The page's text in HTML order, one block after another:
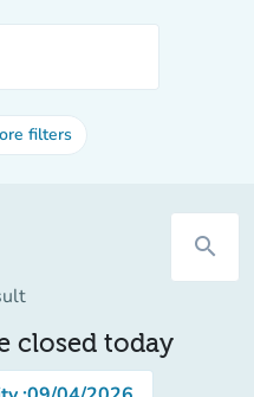
filters
search
closed today